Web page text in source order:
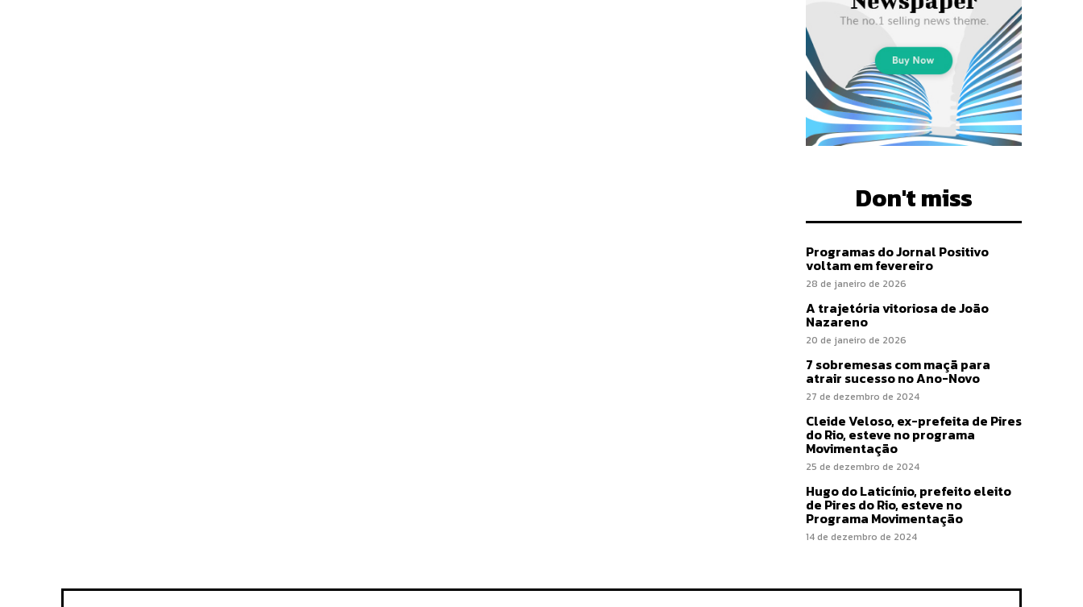
Don't miss
Programas do Jornal Positivo
voltam em fevereiro
28 de janeiro de 2026
A trajetória vitoriosa de João
Nazareno
20 de janeiro de 2026
7 sobremesas com maçã para
atrair sucesso no Ano-Novo
27 de dezembro de 2024
Cleide Veloso, ex-prefeita de Pires
do Rio, esteve no programa
Movimentação
25 de dezembro de 2024
Hugo do Laticínio, prefeito eleito
de Pires do Rio, esteve no
Programa Movimentação
14 de dezembro de 2024